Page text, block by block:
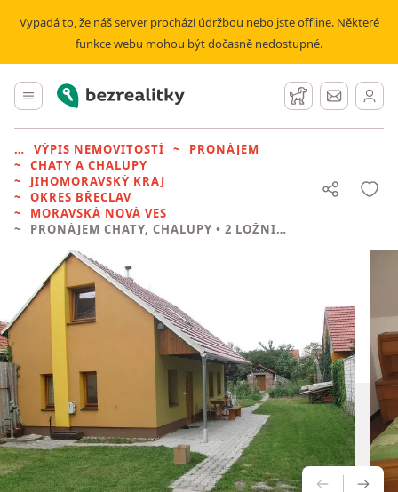
Vypadá to, že náš server prochází údržbou nebo jste offline. Některé
funkce webu mohou být dočasně nedostupné.
Hlavní menu
Bezrealitky Hlídací pes
Zprávy
VÝPIS NEMOVITOSTÍ
PRONÁJEM
CHATY A CHALUPY
JIHOMORAVSKÝ KRAJ
OKRES BŘECLAV
MORAVSKÁ NOVÁ VES
PRONÁJEM CHATY, CHALUPY • 2 LOŽNICE BEZ REALITKY